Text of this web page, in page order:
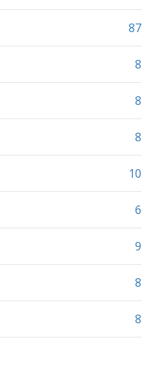
87
8
8
8
10
6
9
8
8